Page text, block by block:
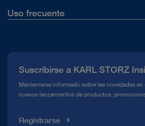
Uso frecuente
Línea de atención para el Cumplimiento
Mediateca
Suscribirse a KARL STORZ
Manternerse informado sobre las novedades en
nuevos lanzamientos de productos,
Registrarse